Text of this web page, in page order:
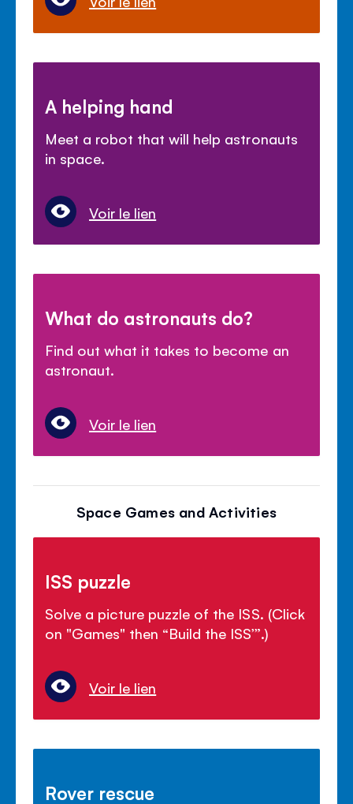
A helping hand
Meet a robot that will help astronauts
in space.
Voir le lien
What do astronauts do?
Find out what it takes to become an
astronaut.
Voir le lien
Space Games and Activities
ISS puzzle
Solve a picture puzzle of the ISS. (Click
on "Games" then “Build the ISS’”.)
Voir le lien
Rover rescue